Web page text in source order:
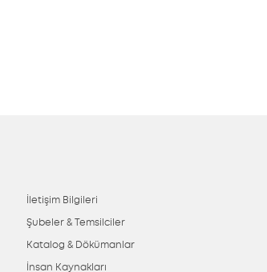
İletişim Bilgileri
Şubeler & Temsilciler
Katalog & Dökümanlar
İnsan Kaynakları